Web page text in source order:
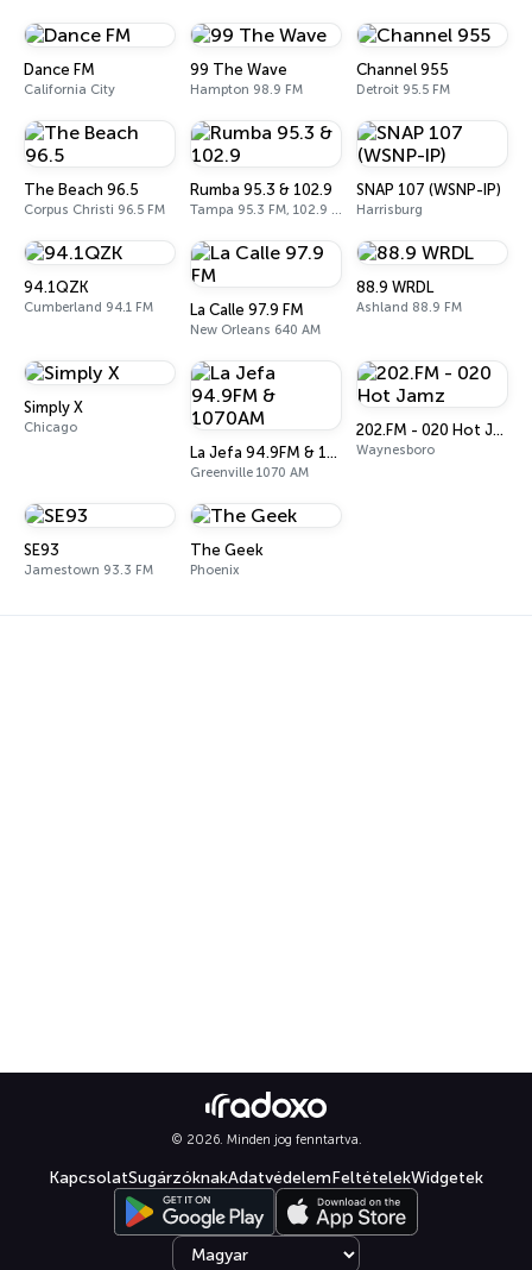
Dance FM
California City
99 The Wave
Hampton 98.9 FM
Channel 955
Detroit 95.5 FM
The Beach 96.5
Corpus Christi 96.5 FM
Rumba 95.3 & 102.9
Tampa 95.3 FM, 102.9 FM
SNAP 107 (WSNP-IP)
Harrisburg
94.1QZK
Cumberland 94.1 FM La Calle 97.9 FM
New Orleans 640 AM
88.9 WRDL
Ashland 88.9 FM
Simply X
Chicago
La Jefa 94.9FM & 1070AM
Greenville 1070 AM
202.FM - 020 Hot Jamz
Waynesboro
SE93
Jamestown 93.3 FM
The Geek
Phoenix
© 2026. Minden jog fenntartva.
KapcsolatSugárzóknakAdatvédelemFeltételekWidgetek
Select language